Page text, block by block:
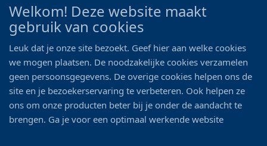
CONTACT
Ootmarsumseweg 125a
0546 - 622 990
06 - 11 19 81 42
info@bo-vis.nl
Welkom! Deze website maakt
gebruik van cookies
Leuk dat je onze site bezoekt. Geef hier aan welke cookies
we mogen plaatsen. De noodzakelijke cookies verzamelen
geen persoonsgegevens. De overige cookies helpen ons de
site en je bezoekerservaring te verbeteren. Ook helpen ze
ons om onze producten beter bij je onder de aandacht te
brengen. Ga je voor een optimaal werkende website